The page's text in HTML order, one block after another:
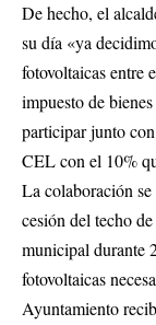
De hecho, el
su día «ya
fotovoltaicas entre
impuesto de
participar junto
CEL con el 10%
La colaboración
cesión del techo
municipal durante
fotovoltaicas
Ayuntamiento